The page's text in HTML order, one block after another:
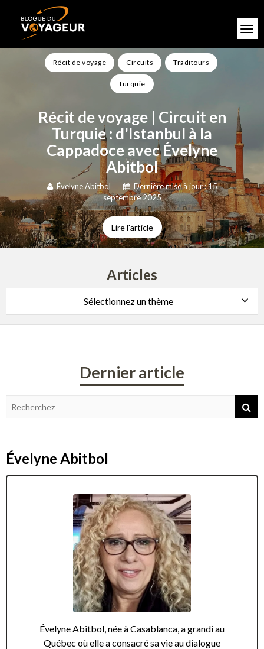
Récit de voyage Circuits Traditours
Turquie
Récit de voyage | Circuit en
Turquie : d'Istanbul à la
Cappadoce avec Évelyne
Abitbol
Évelyne Abitbol
Dernière mise à jour : 15
septembre 2025
Lire l'article
Articles
Sélectionnez un thème
Dernier article
Évelyne Abitbol
Évelyne Abitbol, née à Casablanca, a grandi au
Québec où elle a consacré sa vie au dialogue